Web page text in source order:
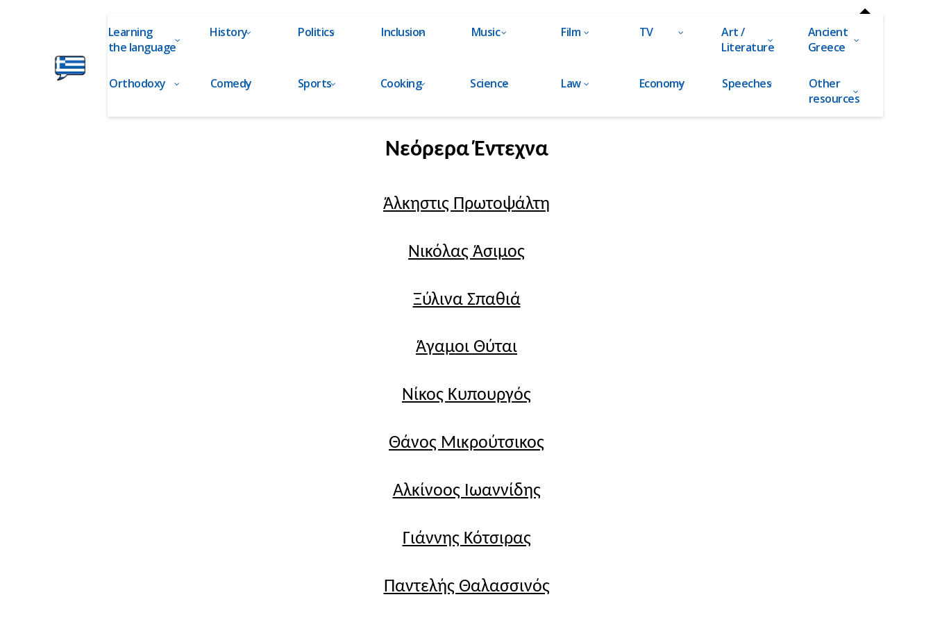
Learning
the language
History Politics Inclusion Music Film TV
Art /
Literature
Ancient
Greece
Orthodoxy Comedy Sports Cooking Science Law Economy Speeches
Other
resources
Νεόρερα Έντεχνα
Άλκηστις Πρωτοψάλτη
Νικόλας Άσιμος
Ξύλινα Σπαθιά
Άγαμοι Θύται
Νίκος Κυπουργός
Θάνος Μικρούτσικος
Αλκίνοος Ιωαννίδης
Γιάννης Κότσιρας
Παντελής Θαλασσινός